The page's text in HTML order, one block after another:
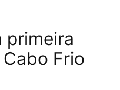
primeira
Frio